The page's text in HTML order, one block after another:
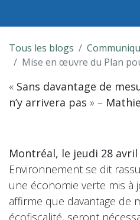
Tous les blogs
Mise en œuvre du Plan pour une économie verte – « Sans davantage
« Sans davantage de
n’y arrivera pas » –
Montréal, le jeudi 28
Environnement se dit
une économie verte mis à
affirme que davantage de
écofiscalité, seront